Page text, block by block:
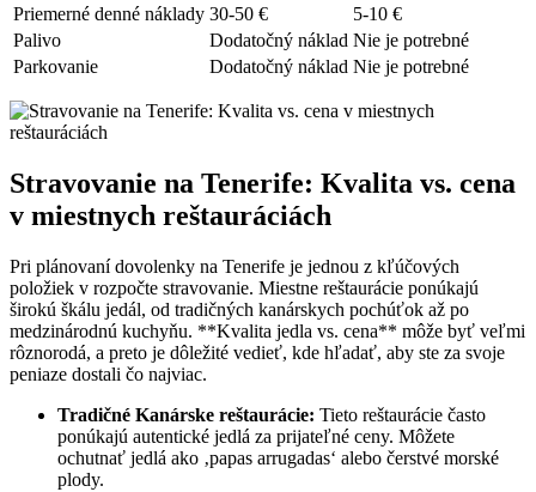
Priemerné denné náklady 30-50 €
5-10 €
Palivo
Dodatočný náklad Nie je potrebné
Parkovanie
Dodatočný náklad Nie je potrebné
Stravovanie na Tenerife: Kvalita vs. cena
v miestnych reštauráciách
Pri plánovaní dovolenky na Tenerife je jednou z kľúčových
položiek v rozpočte stravovanie. Miestne reštaurácie ponúkajú
širokú škálu jedál, od tradičných kanárskych pochúťok až po
medzinárodnú kuchyňu. **Kvalita jedla vs. cena** môže byť veľmi
rôznorodá, a preto je dôležité vedieť, kde hľadať, aby ste za svoje
peniaze dostali čo najviac.
Tradičné Kanárske reštaurácie: Tieto reštaurácie často
ponúkajú autentické jedlá za prijateľné ceny. Môžete
ochutnať jedlá ako ‚papas arrugadas‘ alebo čerstvé morské
plody.